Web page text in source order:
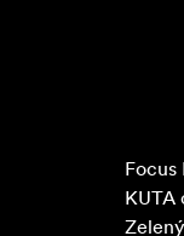
Focus
KUTA